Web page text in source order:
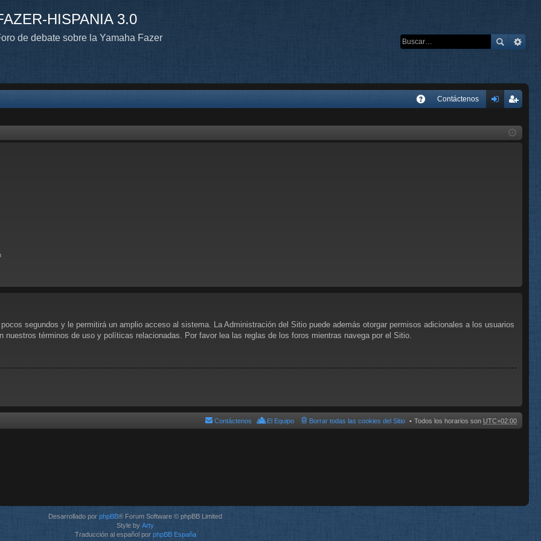
HISPANIA 3.0
de debate sobre la Yamaha Fazer
Contáctenos
ist
segundos y le permitirá un amplio acceso al sistema. La Administración del Sitio puede además otorgar permisos adicionales a los usuarios
términos de uso y políticas relacionadas. Por favor lea las reglas de los foros mientras navega por el Sitio.
Todos los horarios son UTC+02:00
Borrar todas las cookies del Sitio
El Equipo
Contáctenos
Desarrollado por phpBB® Forum Software © phpBB Limited
Style by Arty
Traducción al español por phpBB España